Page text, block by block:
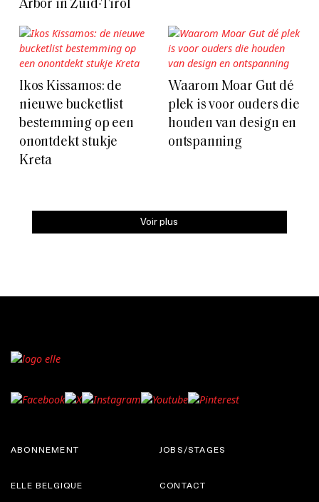
Arbor in Zuid-Tirol
Ikos Kissamos: de
nieuwe bucketlist
bestemming op een
onontdekt stukje
Kreta
Waarom Moar Gut dé
plek is voor ouders die
houden van design en
ontspanning
Voir plus
ABONNEMENT
ELLE BELGIQUE
JOBS/STAGES
CONTACT